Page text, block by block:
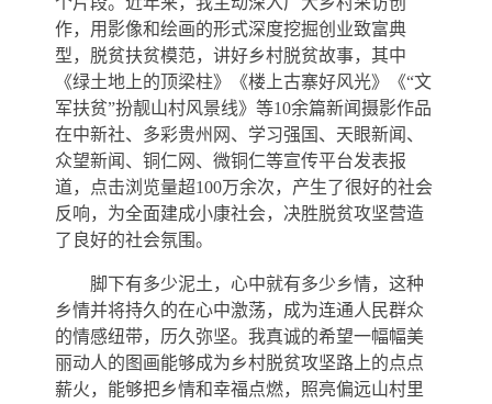
作，用影像和绘画的形式深度挖掘创业致富典
型，脱贫扶贫模范，讲好乡村脱贫故事，其中
《绿土地上的顶梁柱》《楼上古寨好风光》《“文
军扶贫”扮靓山村风景线》等10余篇新闻摄影作品
在中新社、多彩贵州网、学习强国、天眼新闻、
众望新闻、铜仁网、微铜仁等宣传平台发表报
道，点击浏览量超100万余次，产生了很好的社会
反响，为全面建成小康社会，决胜脱贫攻坚营造
了良好的社会氛围。
脚下有多少泥土，心中就有多少乡情，这种
乡情并将持久的在心中激荡，成为连通人民群众
的情感纽带，历久弥坚。我真诚的希望一幅幅美
丽动人的图画能够成为乡村脱贫攻坚路上的点点
薪火，能够把乡情和幸福点燃，照亮偏远山村里